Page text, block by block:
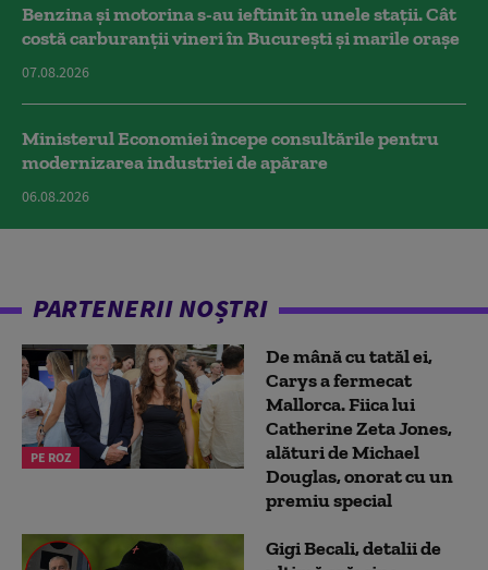
Benzina și motorina s-au ieftinit în unele stații. Cât
costă carburanții vineri în București și marile orașe
07.08.2026
Ministerul Economiei începe consultările pentru
modernizarea industriei de apărare
06.08.2026
PARTENERII NOȘTRI
PE ROZ
De mână cu tatăl ei,
Carys a fermecat
Mallorca. Fiica lui
Catherine Zeta Jones,
alături de Michael
Douglas, onorat cu un
premiu special
Gigi Becali, detalii de